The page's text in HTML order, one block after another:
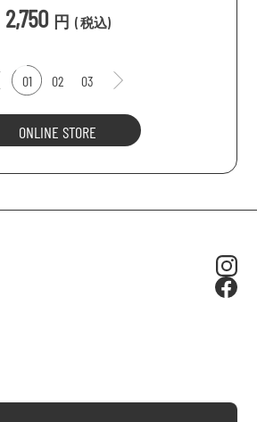
2,750 円 (税込)
01 02 03
ONLINE STORE